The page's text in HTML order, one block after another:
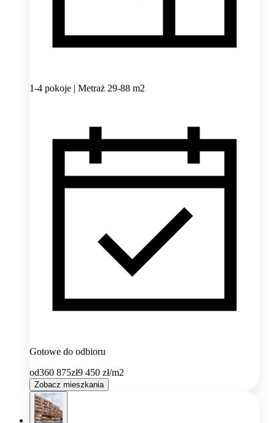
1-4 pokoje | Metraż 29-88 m2
Gotowe do odbioru
od360 875zł9 450 zł/m2
Zobacz mieszkania